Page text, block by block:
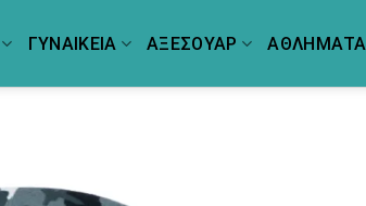
ΓΥΝΑΙΚΕΙΑ ΑΞΕΣΟΥΑΡ ΑΘΛΗΜΑΤΑ